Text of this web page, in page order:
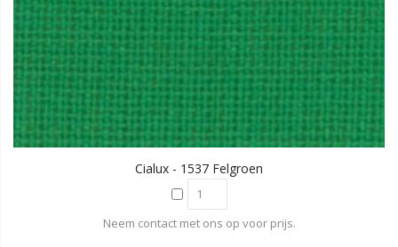
Cialux - 1537 Felgroen
Neem contact met ons op voor prijs.